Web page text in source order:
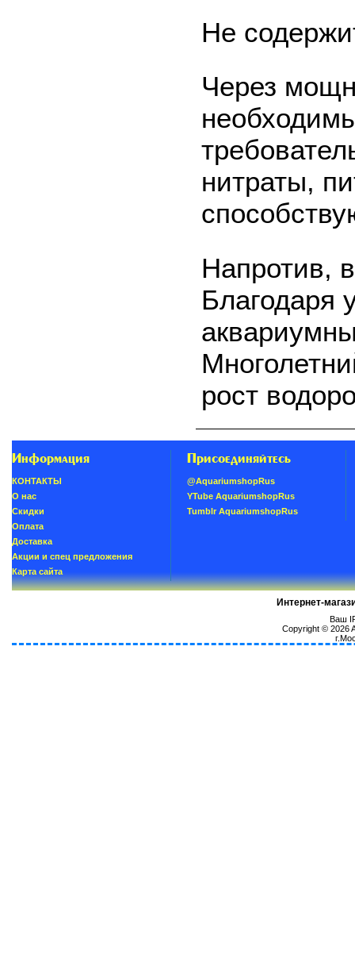
Не
Через
нитраты,
Напротив,
Благодаря
рост
Информация
КОНТАКТЫ
О нас
Скидки
Oплатa
Доставка
Акции и спец предложения
Карта сайта
Присоединяйтесь
@AquariumshopRus
YTube AquariumshopRus
Tumblr AquariumshopRus
Интернет-
Ваш
Copyright © 2026